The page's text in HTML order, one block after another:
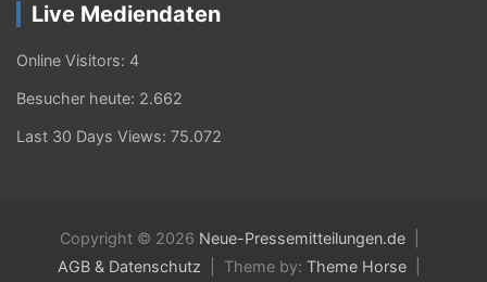
Live Mediendaten
Online Visitors: 4
Besucher heute: 2.662
Last 30 Days Views: 75.072
Copyright © 2026 Neue-Pressemitteilungen.de
AGB & Datenschutz
Theme by: Theme Horse